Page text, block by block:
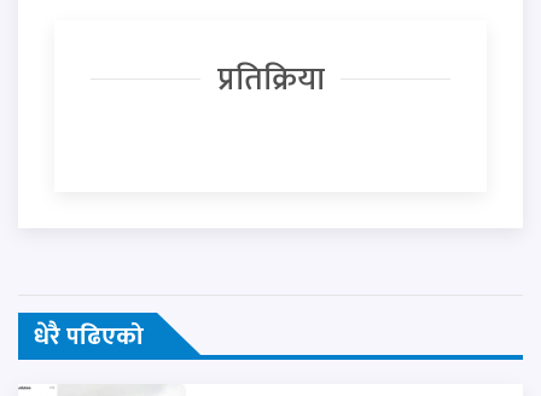
प्रतिक्रिया
धेरै पढिएको